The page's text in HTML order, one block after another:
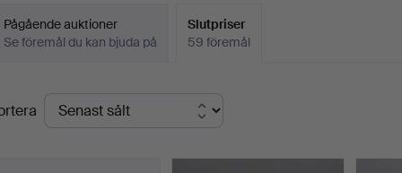
Pågående auktioner
Se föremål du kan bjuda på
Slutpriser
59 föremål
Slutpriser